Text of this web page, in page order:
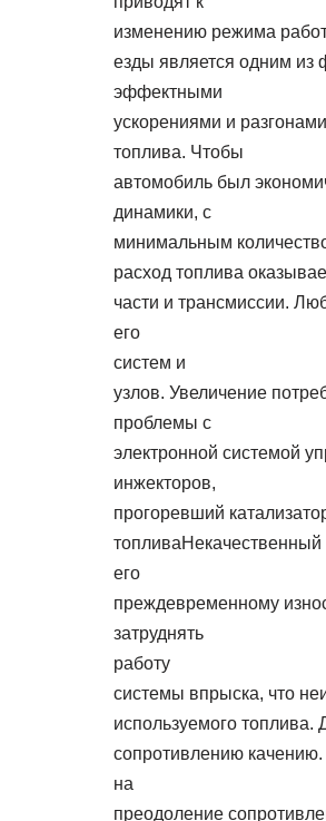
изменению режима
езды является одним из
эффектными
ускорениями и
топлива. Чтобы
автомобиль был
динамики, с
минимальным
расход топлива
части и трансмиссии.
его
систем и
узлов. Увеличение
проблемы с
электронной системой
инжекторов,
прогоревший
топливаНекачественный
его
преждевременному
затруднять
работу
системы впрыска, что
используемого
сопротивлению качению.
на
преодоление